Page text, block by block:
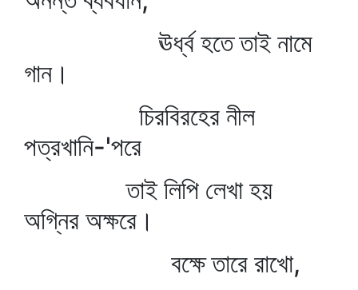
ঊর্ধ্ব হতে তাই নামে
গান।
চিরবিরহের নীল
পত্রখানি-'পরে
তাই লিপি লেখা হয়
অগ্নির অক্ষরে।
বক্ষে তারে রাখো,